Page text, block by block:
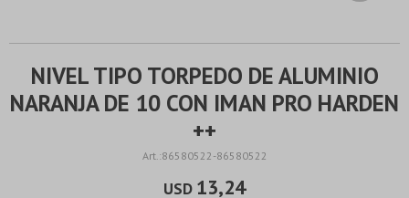
NIVEL TIPO TORPEDO DE ALUMINIO
NARANJA DE 10 CON IMAN PRO HARDEN
++
86580522-86580522
USD 13,24